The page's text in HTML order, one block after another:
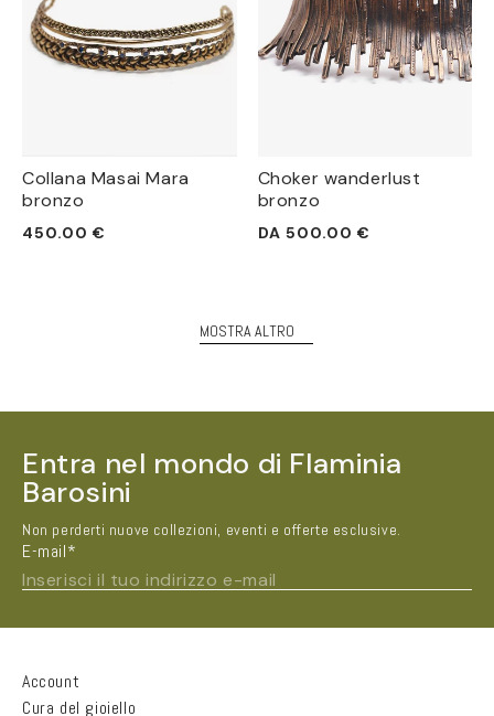
Collana Masai Mara
bronzo
Prezzo
450.00 €
Choker wanderlust
bronzo
Prezzo
DA 500.00 €
MOSTRA ALTRO
Entra nel mondo di Flaminia
Barosini
Non perderti nuove collezioni, eventi e offerte esclusive.
E-mail*
Inserisci il tuo indirizzo e-mail
Account
Cura del gioiello